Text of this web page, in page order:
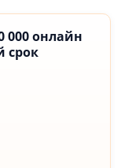
000 онлайн
срок